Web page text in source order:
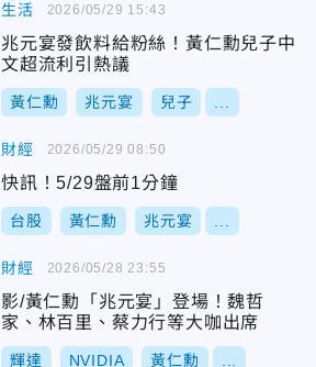
生活
兆元宴發飲料給粉絲！黃仁勳兒子中
文超流利引熱議
黃仁勳 兆元宴 兒子
2026/05/29 15:43
財經
快訊！5/29盤前1分鐘
台股 黃仁勳 兆元宴
2026/05/29 08:50
財經
影/黃仁勳「兆元宴」登場！魏哲
家、林百里、蔡力行等大咖出席
輝達 NVIDIA 黃仁勳
2026/05/28 23:55